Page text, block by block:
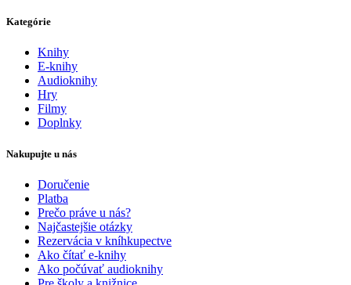
Kategórie
Knihy
E-knihy
Audioknihy
Hry
Filmy
Doplnky
Nakupujte u nás
Doručenie
Platba
Prečo práve u nás?
Najčastejšie otázky
Rezervácia v kníhkupectve
Ako čítať e-knihy
Ako počúvať audioknihy